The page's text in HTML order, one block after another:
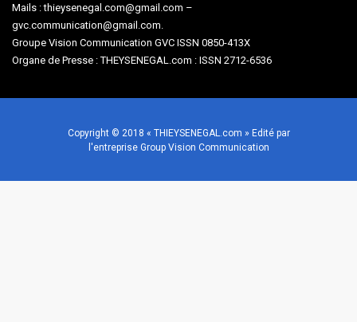
Mails : thieysenegal.com@gmail.com –
gvc.communication@gmail.com.
Groupe Vision Communication GVC ISSN 0850-413X
Organe de Presse : THEYSENEGAL.com : ISSN 2712-6536
Copyright © 2018 « THIEYSENEGAL.com » Edité par
l'entreprise Group Vision Communication